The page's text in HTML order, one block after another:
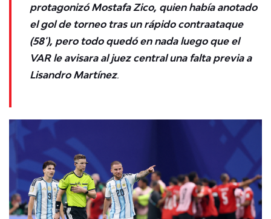
protagonizó Mostafa Zico, quien había anotado
el gol de torneo tras un rápido contraataque
(58'), pero todo quedó en nada luego que el
VAR le avisara al juez central una falta previa a
Lisandro Martínez.